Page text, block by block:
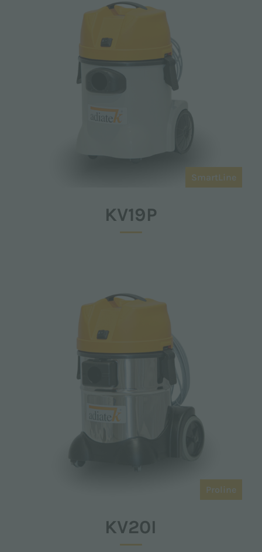
SmartLine
KV19P
Proline
KV20I